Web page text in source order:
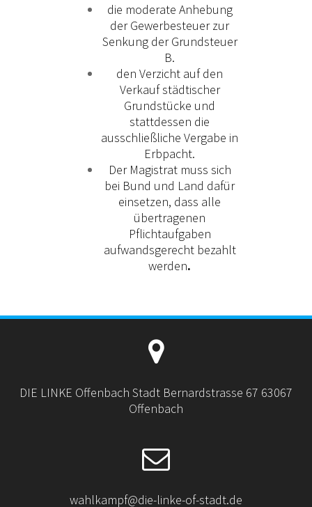
die moderate Anhebung
der Gewerbesteuer zur
Senkung der Grundsteuer
B.
den Verzicht auf den
Verkauf städtischer
Grundstücke und
stattdessen die
ausschließliche Vergabe in
Erbpacht.
Der Magistrat muss sich
bei Bund und Land dafür
einsetzen, dass alle
übertragenen
Pflichtaufgaben
aufwandsgerecht bezahlt
werden.
DIE LINKE Offenbach Stadt Bernardstrasse 67 63067
Offenbach
wahlkampf@die-linke-of-stadt.de